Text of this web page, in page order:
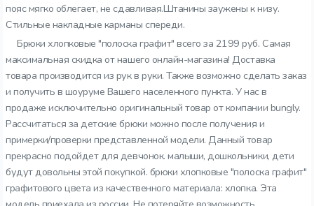
пояс мягко облегает, не сдавливая.Штанины заужены к низу.
Стильные накладные карманы спереди.
Брюки хлопковые "полоска графит" всего за 2199 руб. Самая
максимальная скидка от нашего онлайн-магазина! Доставка
товара производится из рук в руки. Также возможно сделать заказ
и получить в шоуруме Вашего населенного пункта. У нас в
продаже исключительно оригинальный товар от компании bungly.
Рассчитаться за детские брюки можно после получения и
примерки/проверки представленной модели. Данный товар
прекрасно подойдет для девчонок. малыши, дошкольники, дети
будут довольны этой покупкой. брюки хлопковые "полоска графит"
графитового цвета из качественного материала: хлопка. Эта